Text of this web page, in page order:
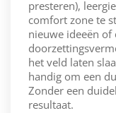
presteren),
comfort zone te
nieuwe ideeën
het veld laten
handig om een
Zonder een
resultaat.